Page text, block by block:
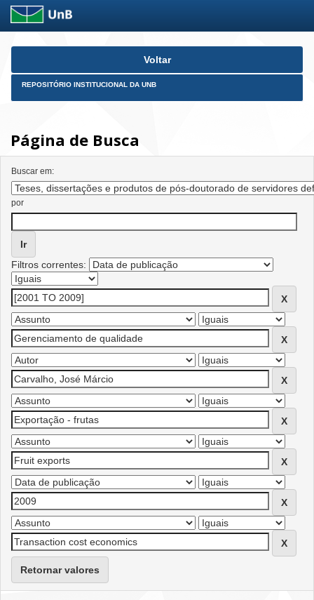
Skip
Voltar
REPOSITÓRIO INSTITUCIONAL DA UNB
Página de Busca
Buscar em:
por
Filtros correntes:
Retornar valores